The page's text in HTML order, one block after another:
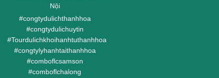
Nội
#congtydulichthanhhoa
#congtydulichuytin
#Tourdulichkhoihanhtuthanhhoa
#congtylyhanhtaithanhhoa
#comboflcsamson
#comboflchalong